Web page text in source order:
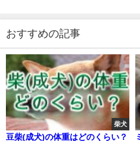
おすすめの記事
柴犬
豆柴(成犬)の体重はどのくらい？